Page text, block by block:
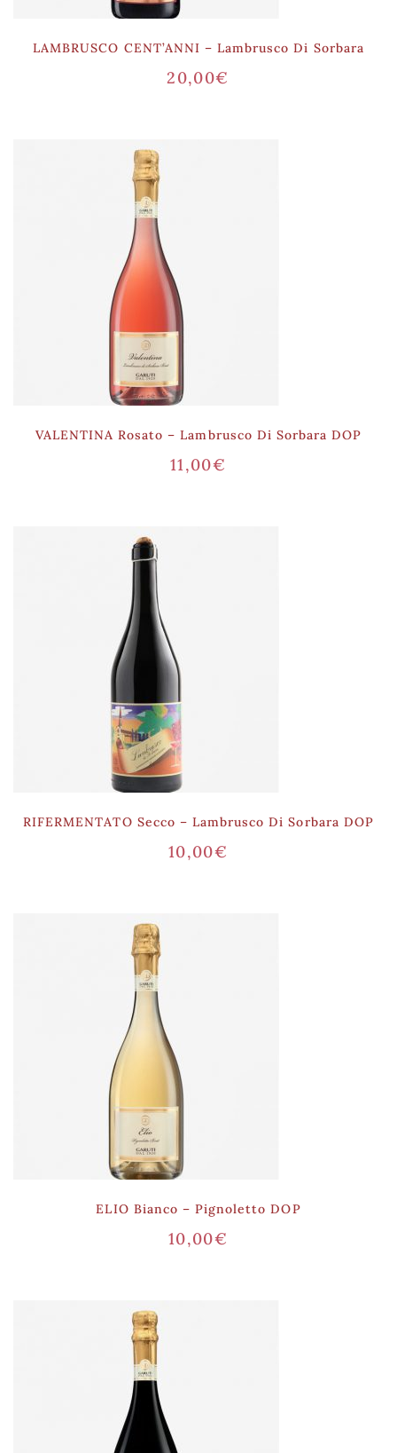
LAMBRUSCO CENT’ANNI – Lambrusco Di Sorbara
20,00€
VALENTINA Rosato – Lambrusco Di Sorbara DOP
11,00€
RIFERMENTATO Secco – Lambrusco Di Sorbara DOP
10,00€
ELIO Bianco – Pignoletto DOP
10,00€